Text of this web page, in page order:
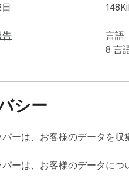
告
言語
8 言
シー
パーは、お客様のデータを
パーは、お客様のデータに